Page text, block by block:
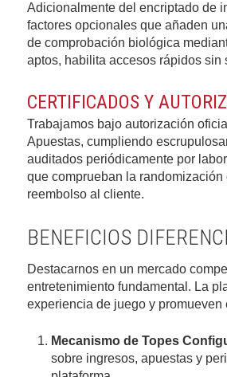
Adicionalmente del encriptado de
factores opcionales que añaden
de comprobación biológica
aptos, habilita accesos rápidos sin
CERTIFICADOS Y
Trabajamos bajo autorización
Apuestas, cumpliendo
auditados periódicamente por
que comprueban la
reembolso al cliente.
BENEFICIOS
Destacarnos en un mercado
entretenimiento fundamental. La
experiencia de juego y promueven
Mecanismo de Topes
sobre ingresos, apuestas y